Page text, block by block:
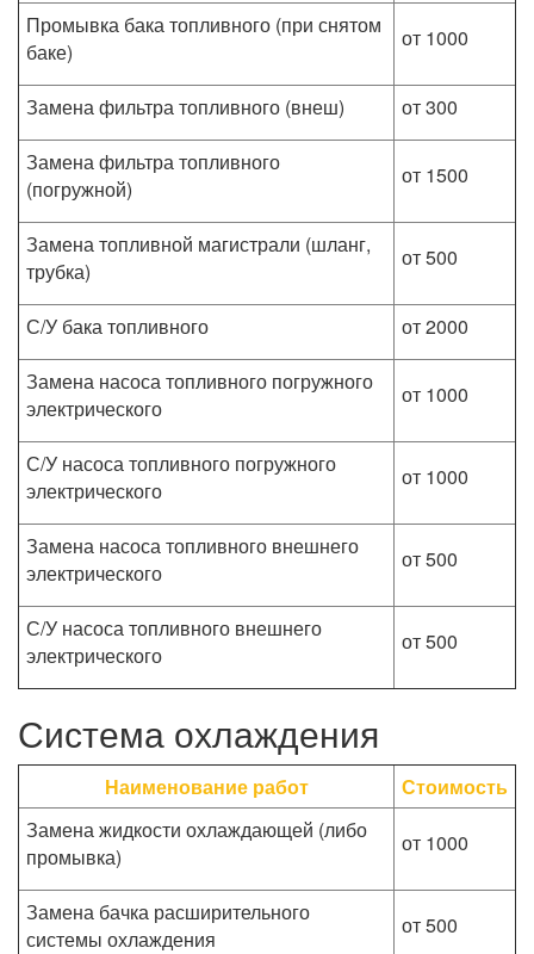
Промывка бака топливного (при снятом
баке)
от 1000
Замена фильтра топливного (внеш)
от 300
Замена фильтра топливного
(погружной)
от 1500
Замена топливной магистрали (шланг,
трубка)
от 500
С/У бака топливного
от 2000
Замена насоса топливного погружного
электрического
от 1000
С/У насоса топливного погружного
электрического
от 1000
Замена насоса топливного внешнего
электрического
от 500
С/У насоса топливного внешнего
электрического
от 500
Система охлаждения
Наименование работ
Стоимость
Замена жидкости охлаждающей (либо
промывка)
от 1000
Замена бачка расширительного
системы охлаждения
от 500